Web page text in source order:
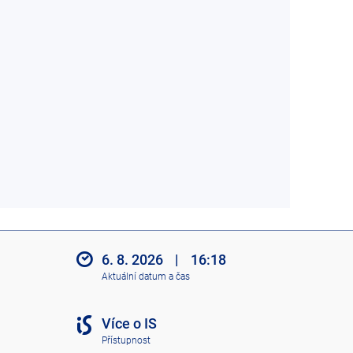
6. 8. 2026 | 16:18
Aktuální datum a čas
Více o IS
Přístupnost